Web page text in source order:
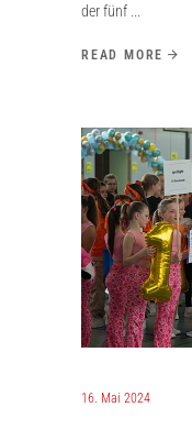
der fünf
READ MORE
16. Mai 2024